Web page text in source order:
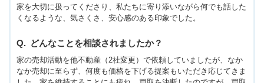
家を大切に扱ってくださり、私たちに寄り添いながら何でも話した
くなるような、気さくさ、安心感のある印象でした。
どんなことを相談されましたか？
家の売却活動を他不動産（2社変更）で依頼していましたが、なか
なか売却に至らず、何度も価格を下げる提案もいただき応じてきま